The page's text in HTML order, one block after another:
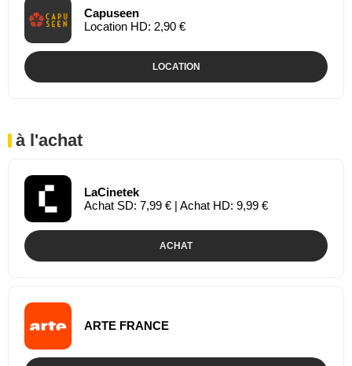
Capuseen
Location HD: 2,90 €
LOCATION
à l'achat
LaCinetek
Achat SD: 7,99 € | Achat HD: 9,99 €
ACHAT
ARTE FRANCE